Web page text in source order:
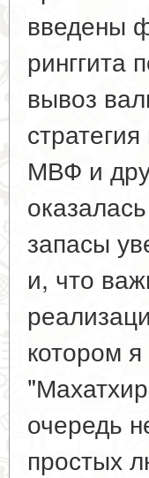
введены
ринггита
вывоз
МВФ и
запасы
и, что
котором
очередь
простых